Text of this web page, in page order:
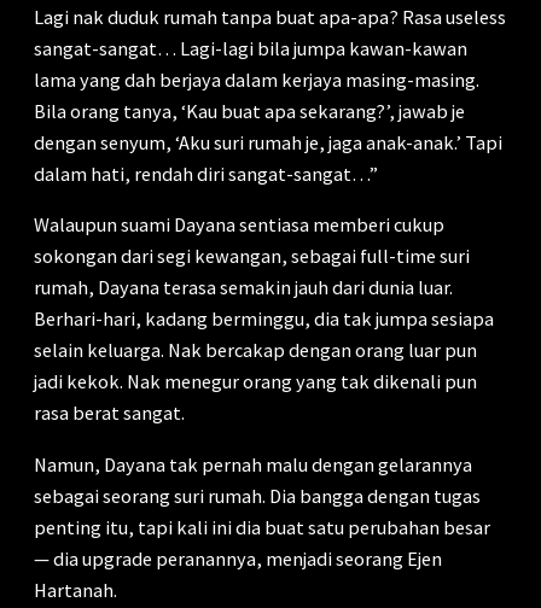
Lagi nak duduk rumah tanpa buat apa-apa? Rasa useless
sangat-sangat… Lagi-lagi bila jumpa kawan-kawan
lama yang dah berjaya dalam kerjaya masing-masing.
Bila orang tanya, ‘Kau buat apa sekarang?’, jawab je
dengan senyum, ‘Aku suri rumah je, jaga anak-anak.’ Tapi
dalam hati, rendah diri sangat-sangat…”
Walaupun suami Dayana sentiasa memberi cukup
sokongan dari segi kewangan, sebagai full-time suri
rumah, Dayana terasa semakin jauh dari dunia luar.
Berhari-hari, kadang berminggu, dia tak jumpa sesiapa
selain keluarga. Nak bercakap dengan orang luar pun
jadi kekok. Nak menegur orang yang tak dikenali pun
rasa berat sangat.
Namun, Dayana tak pernah malu dengan gelarannya
sebagai seorang suri rumah. Dia bangga dengan tugas
penting itu, tapi kali ini dia buat satu perubahan besar
— dia upgrade peranannya, menjadi seorang Ejen
Hartanah.